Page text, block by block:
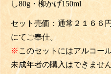
し80g・柳かげ150ml
セット売価：通常２１６６
にてご奉仕。
※ このセットにはアルコー
未成年者の購入はできませ